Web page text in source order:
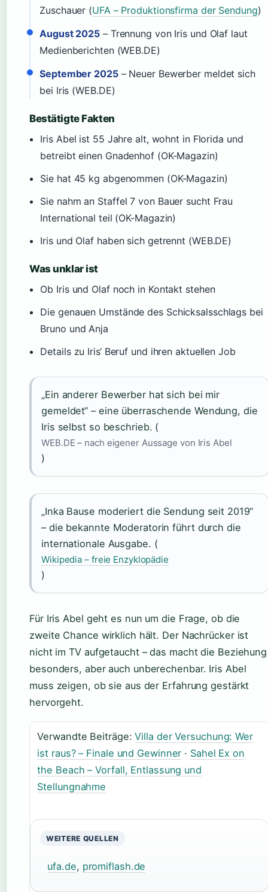
Zuschauer (UFA – Produktionsfirma der Sendung)
August 2025 – Trennung von Iris und Olaf laut
Medienberichten (WEB.DE)
September 2025– Neuer Bewerber meldet sich
bei Iris (WEB.DE)
Bestätigte Fakten
Iris Abel ist 55 Jahre alt, wohnt in Florida und
betreibt einen Gnadenhof (OK-Magazin)
Sie hat 45 kg abgenommen (OK-Magazin)
Sie nahm an Staffel 7 von Bauer sucht Frau
International teil (OK-Magazin)
Iris und Olaf haben sich getrennt (WEB.DE)
Was unklar ist
Ob Iris und Olaf noch in Kontakt stehen
Die genauen Umstände des Schicksalsschlags bei
Bruno und Anja
Details zu Iris‘ Beruf und ihren aktuellen Job
„Ein anderer Bewerber hat sich bei mir
gemeldet“ – eine überraschende Wendung, die
Iris selbst so beschrieb. (
WEB.DE – nach eigener Aussage von Iris Abel
)
„Inka Bause moderiert die Sendung seit 2019“
– die bekannte Moderatorin führt durch die
internationale Ausgabe. (
Wikipedia – freie Enzyklopädie
)
Für Iris Abel geht es nun um die Frage, ob die
zweite Chance wirklich hält. Der Nachrücker ist
nicht im TV aufgetaucht – das macht die Beziehung
besonders, aber auch unberechenbar. Iris Abel
muss zeigen, ob sie aus der Erfahrung gestärkt
hervorgeht.
Verwandte Beiträge:Villa der Versuchung: Wer
ist raus? – Finale und Gewinner · Sahel Ex on
the Beach – Vorfall, Entlassung und
Stellungnahme
WEITERE QUELLEN
ufa.de, promiflash.de